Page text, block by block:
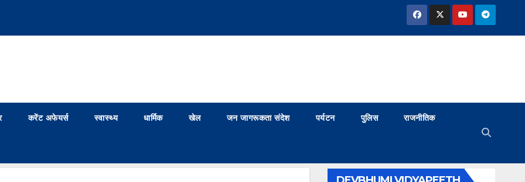
करेंट अफेयर्स स्वास्थ्य धार्मिक खेल जन जागरूकता संदेश पर्यटन पुलिस राजनीतिक